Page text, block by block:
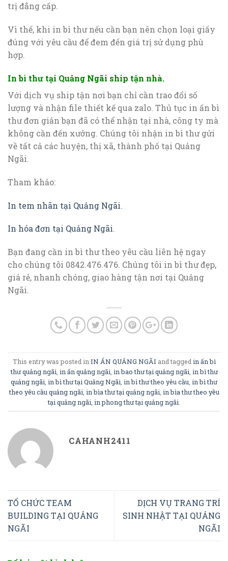
trị đẳng cấp.
Vì thế, khi in bì thư nếu cần bạn nên chọn loại giấy
đúng với yêu cầu để đem đến giá trị sử dụng phù
hợp.
In bì thư tại Quảng Ngãi ship tận nhà.
Với dịch vụ ship tận nơi bạn chỉ cần trao đổi số
lượng và nhận file thiết kế qua zalo. Thủ tục in ấn bì
thư đơn giản bạn đã có thể nhận tại nhà, công ty mà
không cần đến xưởng. Chúng tôi nhận in bì thư gửi
về tất cả các huyện, thị xã, thành phố tại Quảng
Ngãi.
Tham khảo:
In tem nhãn tại Quảng Ngãi.
In hóa đơn tại Quảng Ngãi.
Bạn đang cần in bì thư theo yêu cầu liên hệ ngay
cho chúng tôi 0842.476.476. Chúng tôi in bì thư đẹp,
giá rẻ, nhanh chóng, giao hàng tận nơi tại Quảng
Ngãi.
This entry was posted in IN ẤN QUẢNG NGÃI and tagged in ấn bì
thư quảng ngãi in ấn quảng ngãi in bao thư tại quảng ngãi in bì thư
quảng ngãi in bì thư tại Quảng Ngãi in bì thư theo yêu cầu in bì thư
theo yêu cầu quảng ngãi in bìa thư tại quảng ngãi in bìa thư theo yều
tại quảng ngãi in phong thư tại quảng ngãi
CAHANH2411
TỔ CHỨC TEAM
BUILDING TẠI QUẢNG
NGÃI
DỊCH VỤ TRANG TRÍ
SINH NHẬT TẠI QUẢNG
NGÃI